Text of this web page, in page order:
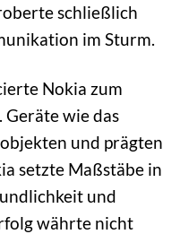
schließlich
im Sturm.
Nokia zum
wie das
und prägten
setzte Maßstäbe in
und
währte nicht